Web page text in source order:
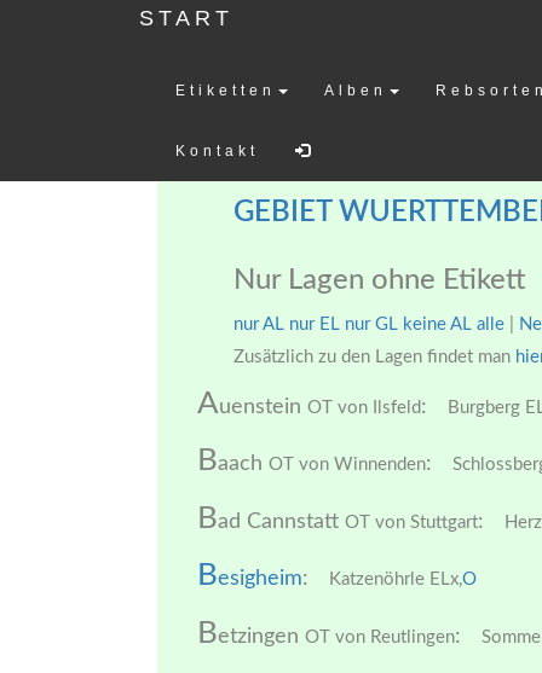
START
Etiketten Alben
Kontakt
GEBIET
Nur Lagen ohne Etikett
nur AL nur EL nur GL keine AL alle
Zusätzlich zu den Lagen findet man
Auenstein OT von Ilsfeld : Burgberg
Baach OT von Winnenden:
Bad Cannstatt OT von Stuttgart:
Besigheim: Katzenöhrle ELx,O
Betzingen OT von Reutlingen: